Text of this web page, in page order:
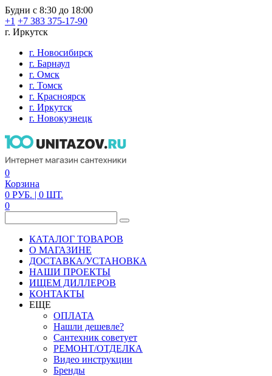
Будни с 8:30 до 18:00
+1 +7 383 375-17-90
г. Иркутск
г. Новосибирск
г. Барнаул
г. Омск
г. Томск
г. Красноярск
г. Иркутск
г. Новокузнецк
0
Корзина
0 РУБ. | 0 ШТ.
0
КАТАЛОГ ТОВАРОВ
О МАГАЗИНЕ
ДОСТАВКА/УСТАНОВКА
НАШИ ПРОЕКТЫ
ИЩЕМ ДИЛЛЕРОВ
КОНТАКТЫ
ЕЩЕ
ОПЛАТА
Нашли дешевле?
Сантехник советует
РЕМОНТ/ОТДЕЛКА
Видео инструкции
Бренды